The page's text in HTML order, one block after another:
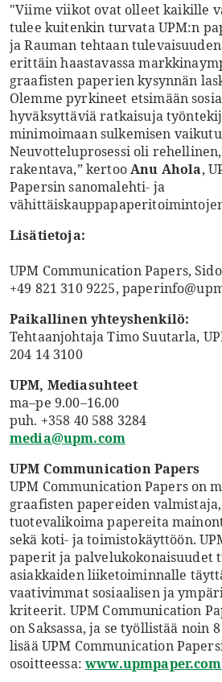
"Viime viikot ovat olleet kaikille
tulee kuitenkin turvata UPM:n
ja Rauman tehtaan
erittäin haastavassa
graafisten paperien kysynnän
Olemme pyrkineet etsimään
hyväksyttäviä ratkaisuja
minimoimaan sulkemisen
Neuvotteluprosessi oli
rakentava,” kertooAnu Ahola,
Papersin sanomalehti- ja
Lisätietoja:
UPM Communication Papers,
+49 821 310 9225,
Paikallinen yhteyshenkilö:
Tehtaanjohtaja Timo Suutarla,
204 14 3100
UPM, Mediasuhteet
ma–pe 9.00–16.00
puh. +358 40 588 3284
media@upm.com
UPM Communication Papers
UPM Communication Papers on
graafisten papereiden
tuotevalikoima papereita
sekä koti- ja toimistokäyttöön.
paperit ja palvelukokonaisuudet
asiakkaiden liiketoiminnalle
vaativimmat sosiaalisen ja
kriteerit. UPM Communication
on Saksassa, ja se työllistää noin
lisää UPM Communication
osoitteessa:www.upmpaper.com